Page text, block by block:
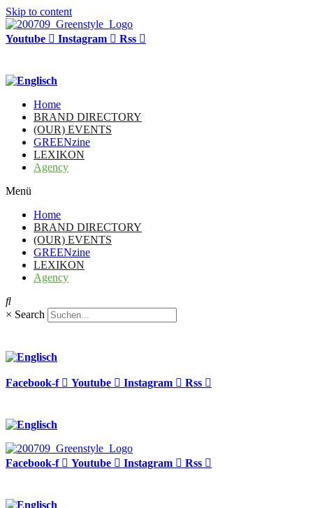
Skip to content
Youtube Instagram Rss
Home
BRAND DIRECTORY
(OUR) EVENTS
GREENzine
LEXIKON
Agency
Menü
Home
BRAND DIRECTORY
(OUR) EVENTS
GREENzine
LEXIKON
Agency
× Search
Facebook-f Youtube Instagram Rss
Facebook-f Youtube Instagram Rss